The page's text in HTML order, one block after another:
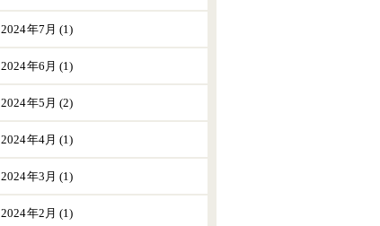
2024年7月 (1)
2024年6月 (1)
2024年5月 (2)
2024年4月 (1)
2024年3月 (1)
2024年2月 (1)